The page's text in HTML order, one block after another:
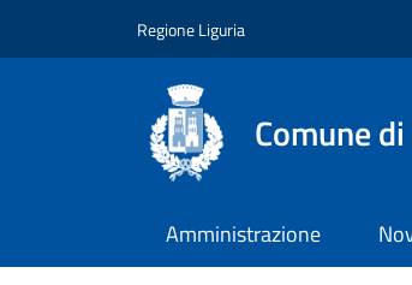
Regione Liguria
Comune
Amministrazione